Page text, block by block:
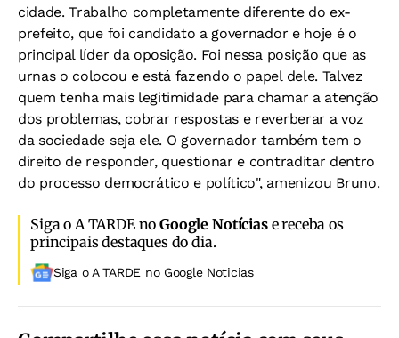
cidade. Trabalho completamente diferente do ex-
prefeito, que foi candidato a governador e hoje é o
principal líder da oposição. Foi nessa posição que as
urnas o colocou e está fazendo o papel dele. Talvez
quem tenha mais legitimidade para chamar a atenção
dos problemas, cobrar respostas e reverberar a voz
da sociedade seja ele. O governador também tem o
direito de responder, questionar e contraditar dentro
do processo democrático e político", amenizou Bruno.
Siga o A TARDE noGoogle Notíciase receba os
principais destaques do dia.
Siga o A TARDE no Google Noticias